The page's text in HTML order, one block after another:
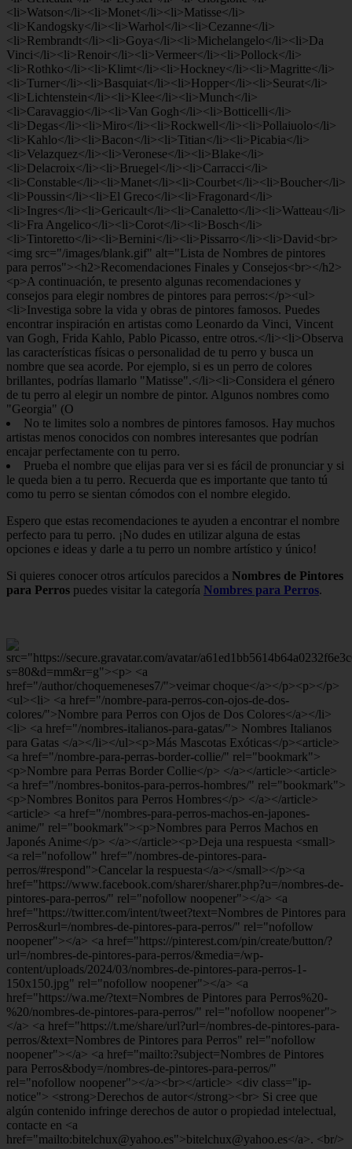
No te limites solo a nombres de pintores famosos. Hay muchos
artistas menos conocidos con nombres interesantes que podrían
encajar perfectamente con tu perro.
Prueba el nombre que elijas para ver si es fácil de pronunciar y si
le queda bien a tu perro. Recuerda que es importante que tanto tú
como tu perro se sientan cómodos con el nombre elegido.
Espero que estas recomendaciones te ayuden a encontrar el nombre
perfecto para tu perro. ¡No dudes en utilizar alguna de estas
opciones e ideas y darle a tu perro un nombre artístico y único!
Si quieres conocer otros artículos parecidos a Nombres de Pintores
para Perros puedes visitar la categoría Nombres para Perros.